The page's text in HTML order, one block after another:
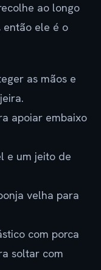
ao longo
então ele é o
as mãos e
apoiar embaixo
e um jeito de
velha para
com porca
soltar com